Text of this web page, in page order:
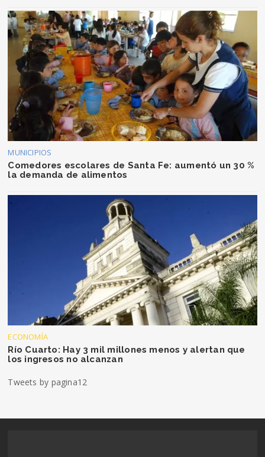
MUNICIPIOS
Comedores escolares de Santa Fe: aumentó un 30 %
la demanda de alimentos
ECONOMÍA
Río Cuarto: Hay 3 mil millones menos y alertan que
los ingresos no alcanzan
Tweets by pagina12